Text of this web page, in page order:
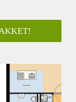
Eigenaar
Eigenaar